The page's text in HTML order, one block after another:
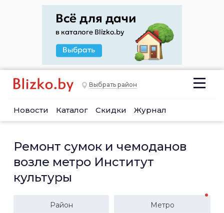
Выбрать район
Новости Каталог Скидки Журнал
Ремонт сумок и чемоданов
возле метро Институт
культуры
Район Метро